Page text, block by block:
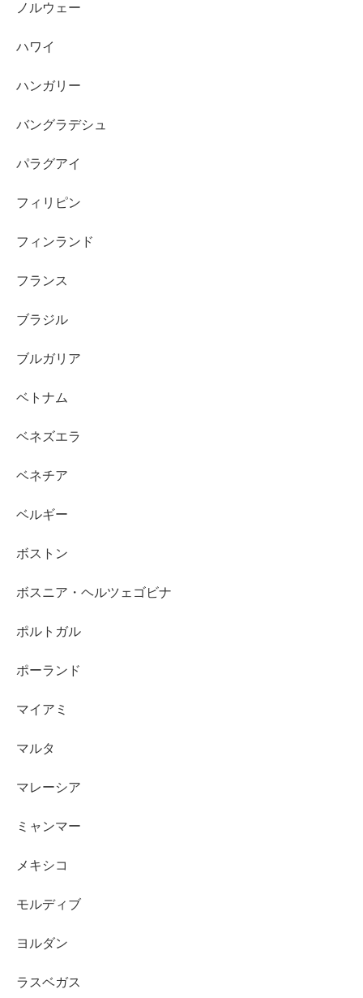
ノルウェー
ハワイ
ハンガリー
バングラデシュ
パラグアイ
フィリピン
フィンランド
フランス
ブラジル
ブルガリア
ベトナム
ベネズエラ
ベネチア
ベルギー
ボストン
ボスニア・ヘルツェゴビナ
ポルトガル
ポーランド
マイアミ
マルタ
マレーシア
ミャンマー
メキシコ
モルディブ
ヨルダン
ラスベガス